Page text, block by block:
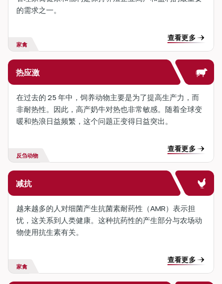
的需求之一。
查看更多
家禽
热应激
在过去的 25 年中，饲养动物主要是为了提高生产力，而
非耐热性。因此，高产奶牛对热也非常敏感。随着全球变
暖和热浪日益频繁，这个问题正变得日益突出。
查看更多
反刍动物
减抗
越来越多的人对细菌产生抗菌素耐药性（AMR）表示担
忧，这关系到人类健康。这种抗药性的产生部分与农场动
物使用抗生素有关。
查看更多
家禽